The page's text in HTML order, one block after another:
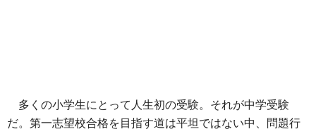
多くの小学生にとって人生初の受験。それが中学受験
だ。第一志望校合格を目指す道は平坦ではない中、問題行